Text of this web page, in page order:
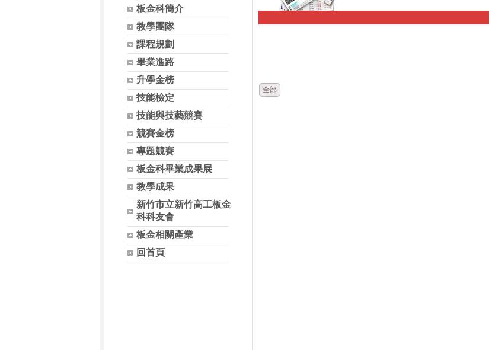
板金科簡介
教學團隊
課程規劃
畢業進路
升學金榜
技能檢定
技能與技藝競賽
競賽金榜
專題競賽
板金科畢業成果展
教學成果
新竹市立新竹高工板金
科科友會
板金相關產業
回首頁
全部